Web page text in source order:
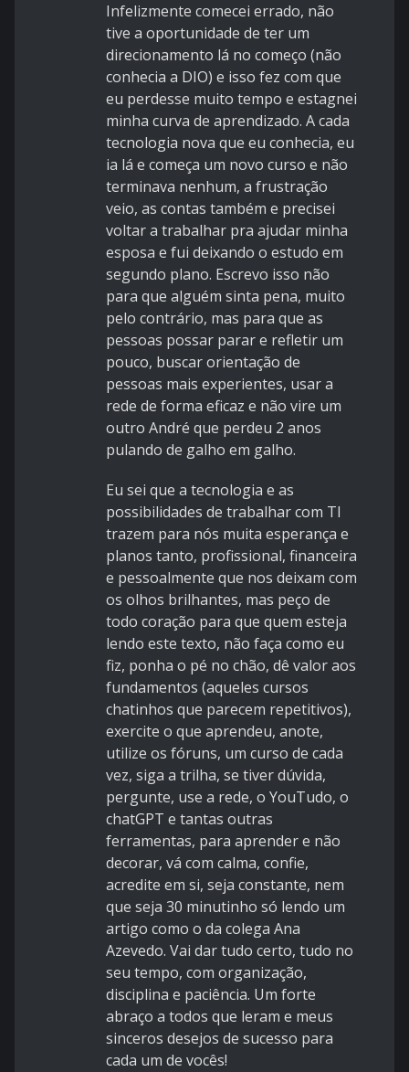
Infelizmente comecei errado, não
tive a oportunidade de ter um
direcionamento lá no começo (não
conhecia a DIO) e isso fez com que
eu perdesse muito tempo e estagnei
minha curva de aprendizado. A cada
tecnologia nova que eu conhecia, eu
ia lá e começa um novo curso e não
terminava nenhum, a frustração
veio, as contas também e precisei
voltar a trabalhar pra ajudar minha
esposa e fui deixando o estudo em
segundo plano. Escrevo isso não
para que alguém sinta pena, muito
pelo contrário, mas para que as
pessoas possar parar e refletir um
pouco, buscar orientação de
pessoas mais experientes, usar a
rede de forma eficaz e não vire um
outro André que perdeu 2 anos
pulando de galho em galho.
Eu sei que a tecnologia e as
possibilidades de trabalhar com TI
trazem para nós muita esperança e
planos tanto, profissional, financeira
e pessoalmente que nos deixam com
os olhos brilhantes, mas peço de
todo coração para que quem esteja
lendo este texto, não faça como eu
fiz, ponha o pé no chão, dê valor aos
fundamentos (aqueles cursos
chatinhos que parecem repetitivos),
exercite o que aprendeu, anote,
utilize os fóruns, um curso de cada
vez, siga a trilha, se tiver dúvida,
pergunte, use a rede, o YouTudo, o
chatGPT e tantas outras
ferramentas, para aprender e não
decorar, vá com calma, confie,
acredite em si, seja constante, nem
que seja 30 minutinho só lendo um
artigo como o da colega Ana
Azevedo. Vai dar tudo certo, tudo no
seu tempo, com organização,
disciplina e paciência. Um forte
abraço a todos que leram e meus
sinceros desejos de sucesso para
cada um de vocês!